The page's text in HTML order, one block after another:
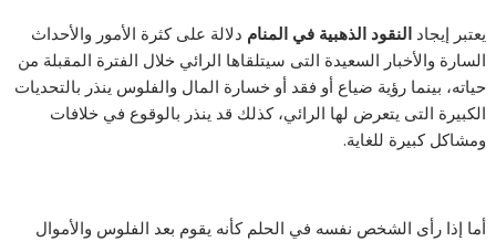
يعتبر إيجادالنقود الذهبية في المنام دلالة على كثرة الأمور والأحداث
السارة والأخبار السعيدة التى سيتلقاها الرائي خلال الفترة المقبلة من
حياته، بينما رؤية ضياع أو فقد أو خسارة المال والفلوس ينذر بالتحديات
الكبيرة التى يتعرض لها الرائي، كذلك قد ينذر بالوقوع في خلافات
ومشاكل كبيرة للغاية.
أما إذا رأى الشخص نفسه في الحلم كأنه يقوم بعد الفلوس والأموال